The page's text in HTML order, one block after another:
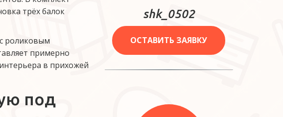
трёх балок
роликовым
примерно
в прихожей
под
shk_0502
ОСТАВИТЬ ЗАЯВКУ